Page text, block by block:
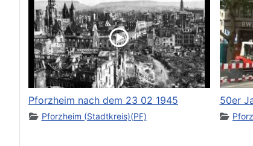
Pforzheim nach dem 23 02 1945
Pforzheim (Stadtkreis)(PF)
50er